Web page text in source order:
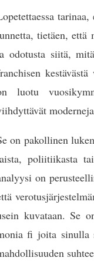
tietäen, että
odotusta siitä,
luotu
on pakollinen
poliitiikasta
on
kuvataan. Se
fi joita sinulla